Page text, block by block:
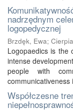
nadrzędnym
logopedycznej
Brzdęk, Ewa;
Logopaedics is the
intense
people with
communicativeness
Współczesne